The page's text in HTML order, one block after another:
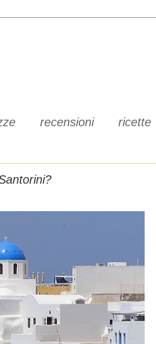
recensioni ricette